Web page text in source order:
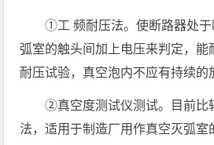
①工 频耐压法。使断路器处于
弧室的触头间加上电压来判定，能
耐压试验，真空泡内不应有持续的
②真空度测试仪测试。目前比
法，适用于制造厂用作真空灭弧室